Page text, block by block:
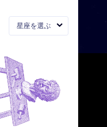
星座を選ぶ